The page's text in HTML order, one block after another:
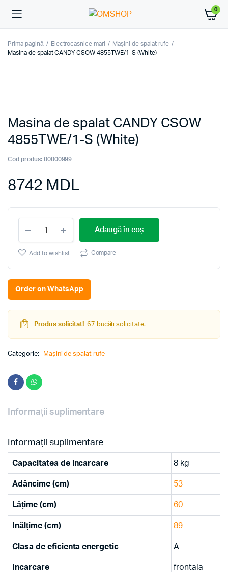
0
Prima pagină Electrocasnice mari
Mașini de spalat rufe
Masina de spalat CANDY CSOW 4855TWE/1-S (White)
Masina de spalat CANDY CSOW
4855TWE/1-S (White)
Cod produs: 00000999
8742 MDL
spalat
CANDY
4855TWE/1-
S
(White)
quantity
Adaugă în coș
Add to wishlist Compare
Order on WhatsApp
Produs solicitat! 67 bucăți solicitate.
Categorie: Mașini de spalat rufe
Informații suplimentare
Informații suplimentare
Capacitatea de incarcare 8 kg
Adâncime (cm) 53
Lățime (cm) 60
Inălțime (cm) 89
Clasa de eficienta energetic A
Incarcare frontala